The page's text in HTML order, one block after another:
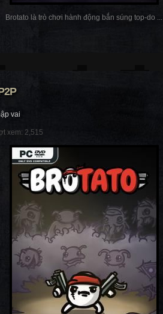
Brotato là trò chơi hành động bắn súng top-do ...
vai
xem: 2,515